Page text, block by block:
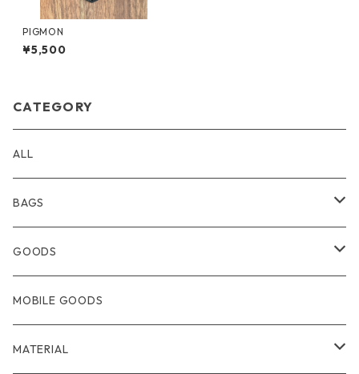
PIGMON
¥5,500
CATEGORY
ALL
BAGS
BACKPACK・BODYBAG
TOTEBAG
SOULDERBAG
GOODS
WALLET
CARDCASE・PASSCASE
MOBILE GOODS
MATERIAL